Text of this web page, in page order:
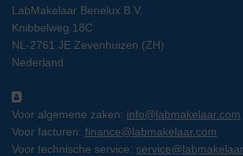
LabMakelaar Benelux B.V.
Knibbelweg 18C
NL-2761 JE Zevenhuizen (ZH)
Nederland
Voor algemene zaken: info@labmakelaar.com
Voor facturen: finance@labmakelaar.com
Voor technische service: